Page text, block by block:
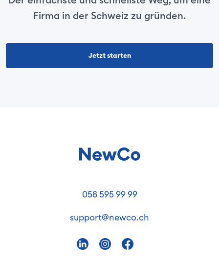
Firma in der Schweiz zu gründen.
Jetzt starten
058 595 99 99
support@newco.ch